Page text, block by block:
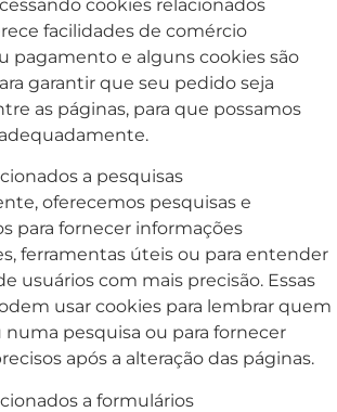
cookies relacionados
facilidades de comércio
pagamento e alguns cookies são
garantir que seu pedido seja
as páginas, para que possamos
a pesquisas
oferecemos pesquisas e
para fornecer informações
ferramentas úteis ou para entender
usuários com mais precisão. Essas
usar cookies para lembrar quem
numa pesquisa ou para fornecer
após a alteração das páginas.
a formulários